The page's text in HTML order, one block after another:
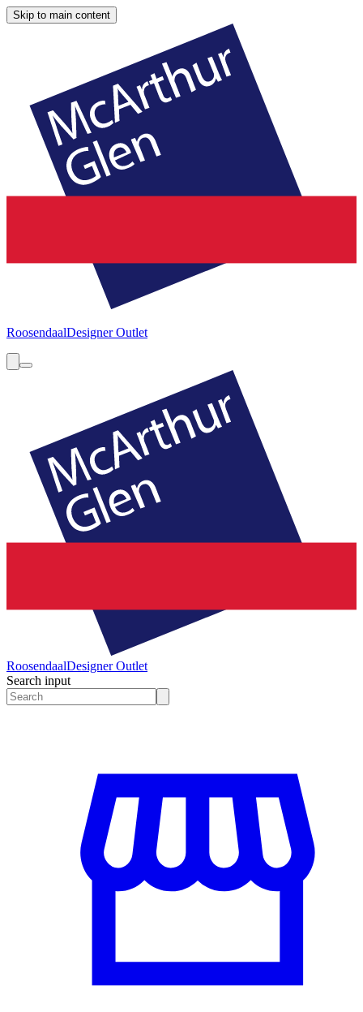
Skip to main content
RoosendaalDesigner Outlet
RoosendaalDesigner Outlet
Search input